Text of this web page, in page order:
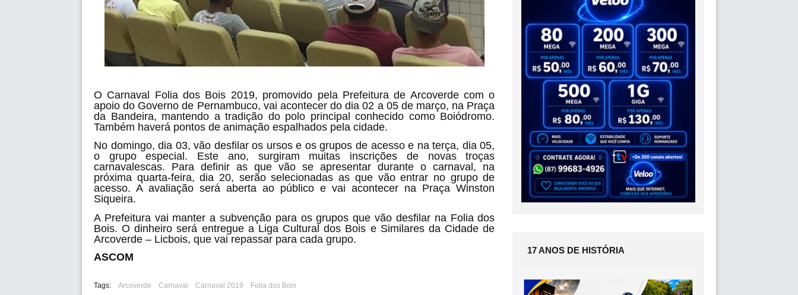
O Carnaval Folia dos Bois 2019, promovido pela Prefeitura de Arcoverde com o
apoio do Governo de Pernambuco, vai acontecer do dia 02 a 05 de março, na Praça
da Bandeira, mantendo a tradição do polo principal conhecido como Boiódromo.
Também haverá pontos de animação espalhados pela cidade.
No domingo, dia 03, vão desfilar os ursos e os grupos de acesso e na terça, dia 05,
o grupo especial. Este ano, surgiram muitas inscrições de novas troças
carnavalescas. Para definir as que vão se apresentar durante o carnaval, na
próxima quarta-feira, dia 20, serão selecionadas as que vão entrar no grupo de
acesso. A avaliação será aberta ao público e vai acontecer na Praça Winston
Siqueira.
A Prefeitura vai manter a subvenção para os grupos que vão desfilar na Folia dos
Bois. O dinheiro será entregue a Liga Cultural dos Bois e Similares da Cidade de
Arcoverde – Licbois, que vai repassar para cada grupo.
ASCOM
Tags: Arcoverde Carnaval Carnaval 2019 Folia dos Bois
17 ANOS DE HISTÓRIA